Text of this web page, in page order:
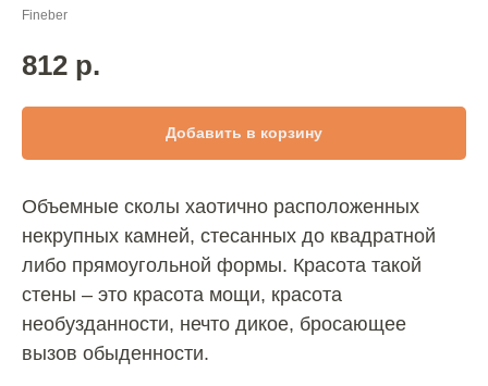
Fineber
812 р.
Добавить в корзину
Объемные сколы хаотично расположенных
некрупных камней, стесанных до квадратной
либо прямоугольной формы. Красота такой
стены – это красота мощи, красота
необузданности, нечто дикое, бросающее
вызов обыденности.